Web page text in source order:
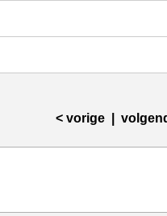
< vorige